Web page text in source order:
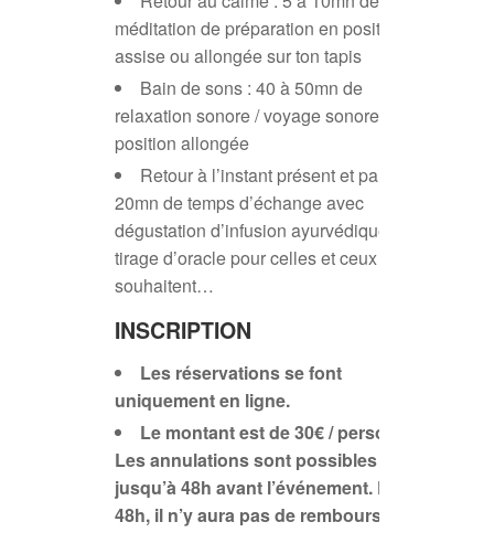
méditation de préparation en position
assise ou allongée sur ton tapis
Bain de sons : 40 à 50mn de
relaxation sonore / voyage sonore en
position allongée
Retour à l’instant présent et partage :
20mn de temps d’échange avec
dégustation d’infusion ayurvédique et
tirage d’oracle pour celles et ceux qui le
souhaitent…
INSCRIPTION
Les réservations se font
uniquement en ligne.
Le montant est de 30€ / personne.
Les annulations sont possibles
jusqu’à 48h avant l’événement. Passé
48h, il n’y aura pas de remboursement.